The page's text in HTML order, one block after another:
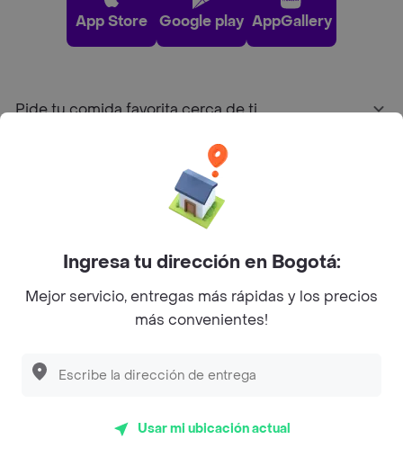
App Store Google play AppGallery
Pide tu comida favorita cerca de ti
Sobre Rappi
Facebook
Twitter
Instagram
©2026Rappi Inc. All rights reserved.
Ingresa tu dirección en Bogotá:
Mejor servicio, entregas más rápidas y los precios
más convenientes!
Usar mi ubicación actual